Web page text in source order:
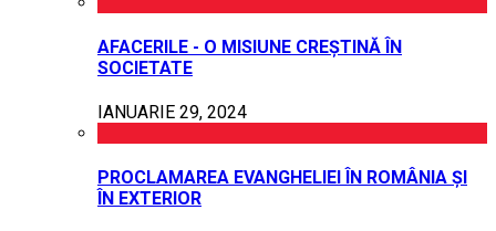
AFACERILE - O MISIUNE CREȘTINĂ ÎN
SOCIETATE
IANUARIE 29, 2024
PROCLAMAREA EVANGHELIEI ÎN ROMÂNIA ȘI
ÎN EXTERIOR